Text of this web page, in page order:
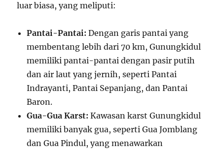
luar biasa, yang meliputi:
Pantai-Pantai: Dengan garis pantai yang
membentang lebih dari 70 km, Gunungkidul
memiliki pantai-pantai dengan pasir putih
dan air laut yang jernih, seperti Pantai
Indrayanti, Pantai Sepanjang, dan Pantai
Baron.
Gua-Gua Karst: Kawasan karst Gunungkidul
memiliki banyak gua, seperti Gua Jomblang
dan Gua Pindul, yang menawarkan